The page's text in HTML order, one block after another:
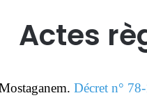
Actes
Décret n°